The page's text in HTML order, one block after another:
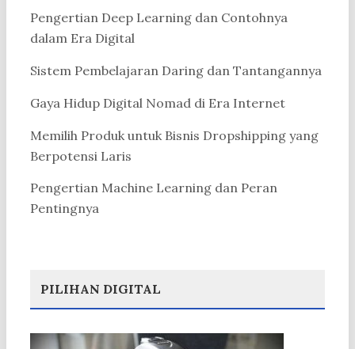
Pengertian Deep Learning dan Contohnya
dalam Era Digital
Sistem Pembelajaran Daring dan Tantangannya
Gaya Hidup Digital Nomad di Era Internet
Memilih Produk untuk Bisnis Dropshipping yang
Berpotensi Laris
Pengertian Machine Learning dan Peran
Pentingnya
PILIHAN DIGITAL